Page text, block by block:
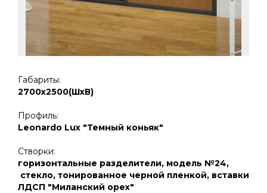
Габариты:
2700х2500(ШхВ)
Профиль:
Leonardo Lux "Темный коньяк"
Cтворки:
горизонтальные разделители, модель №24,
стекло, тонированное черной пленкой, вставки
ЛДСП "Миланский орех"